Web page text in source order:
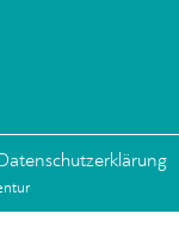
Datenschutzerklärung